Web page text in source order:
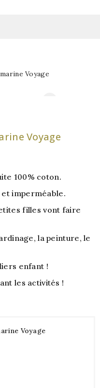
Voyage
100% coton.
imperméable.
filles vont faire
la peinture, le
enfant !
les activités !
Voyage